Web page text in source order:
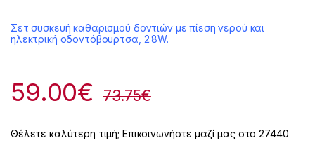
Σετ συσκευή καθαρισμού δοντιών με πίεση νερού και
ηλεκτρική οδοντόβουρτσα, 2.8W.
59.00€ 73.75€
Θέλετε καλύτερη τιμή; Επικοινωνήστε μαζί μας στο 27440